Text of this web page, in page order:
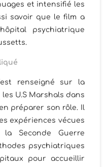
et intensifié les
savoir que le film a
psychiatrique
renseigné sur la
U.S Marshals dans
préparer son rôle. Il
expériences vécues
Seconde Guerre
psychiatriques
pour accueillir